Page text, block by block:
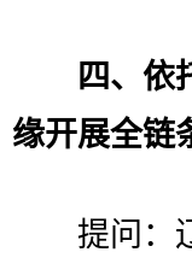
四、依
缘开展全链
提问：辽